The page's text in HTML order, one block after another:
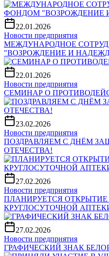
22.01.2026
Новости предприятия
МЕЖДУНАРОДНОЕ
"ВОЗРОЖДЕНИЕ И
22.01.2026
Новости предприятия
СЕМИНАР О
23.02.2026
Новости предприятия
ПОЗДРАВЛЯЕМ С ДНЁМ
ОТЕЧЕСТВА!
27.02.2026
Новости предприятия
ПЛАНИРУЕТСЯ ОТКРЫТИЕ
КРУГЛОСУТОЧНОЙ
27.02.2026
Новости предприятия
ГРАФИЧЕСКИЙ ЗНАК